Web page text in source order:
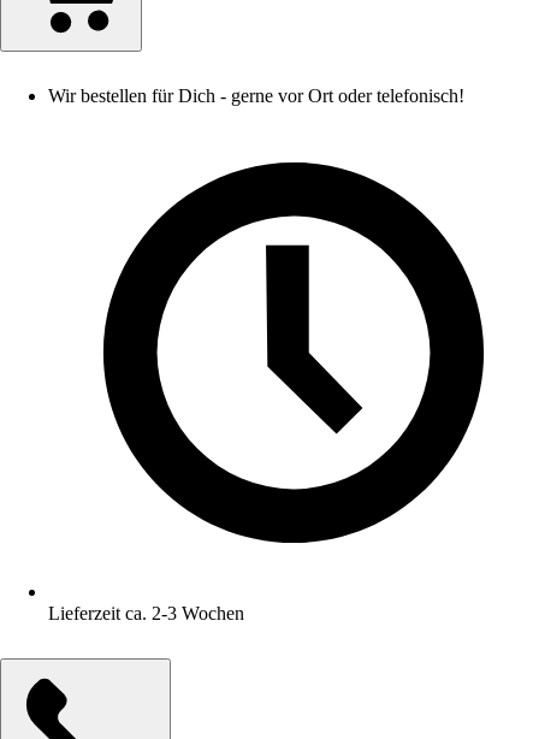
Wir bestellen für Dich - gerne vor Ort oder telefonisch!
Lieferzeit ca. 2-3 Wochen